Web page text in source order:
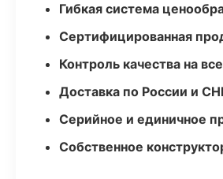
Гибкая система
Сертифицированная
Контроль качества на
Доставка по России и
Серийное и единичное
Собственное